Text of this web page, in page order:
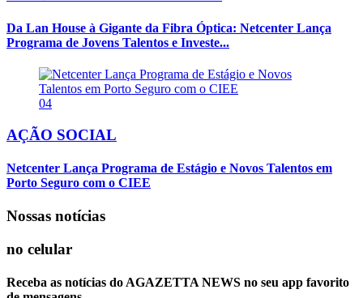
Da Lan House à Gigante da Fibra Óptica: Netcenter Lança
Programa de Jovens Talentos e Investe...
04
AÇÃO SOCIAL
Netcenter Lança Programa de Estágio e Novos Talentos em
Porto Seguro com o CIEE
Nossas notícias
no celular
Receba as notícias do AGAZETTA NEWS no seu app favorito